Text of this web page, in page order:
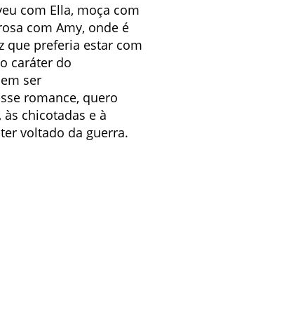
com Ella, moça com
com Amy, onde é
que preferia estar com
caráter do
ser
romance, quero
chicotadas e à
voltado da guerra.